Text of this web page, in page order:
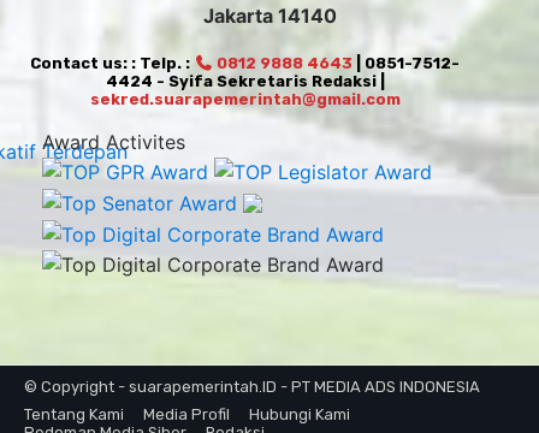
Jakarta 14140
Contact us: : Telp. : 0812 9888 4643 | 0851-7512-
4424 - Syifa Sekretaris Redaksi |
sekred.suarapemerintah@gmail.com
Award Activites
© Copyright - suarapemerintah.ID - PT MEDIA ADS INDONESIA
Tentang Kami
Media Profil
Hubungi Kami